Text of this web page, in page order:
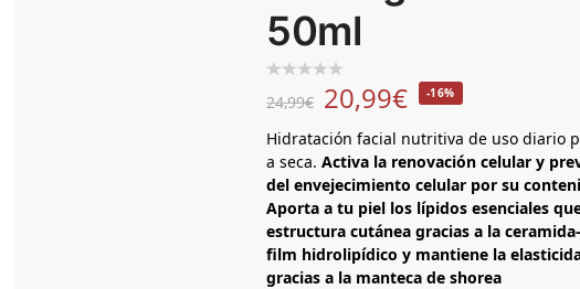
50ml
24,99€ 20,99€ -16%
Hidratación facial nutritiva de uso diario
a seca.Activa la renovación celular y
del envejecimiento celular por su
Aporta a tu piel los lípidos esenciales
estructura cutánea gracias a la
film hidrolipídico y mantiene la
gracias a la manteca de shorea